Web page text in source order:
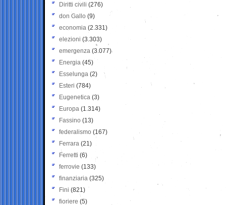
Diritti civili (276)
don Gallo (9)
economia (2.331)
elezioni (3.303)
emergenza (3.077)
Energia (45)
Esselunga (2)
Esteri (784)
Eugenetica (3)
Europa (1.314)
Fassino (13)
federalismo (167)
Ferrara (21)
Ferretti (6)
ferrovie (133)
finanziaria (325)
Fini (821)
fioriere (5)